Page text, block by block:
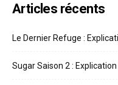
Articles récents
Le Dernier Refuge :
Sugar Saison 2 :